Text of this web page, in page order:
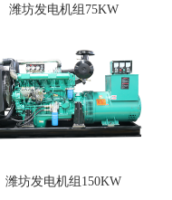
潍坊发电机组75KW
潍坊发电机组150KW